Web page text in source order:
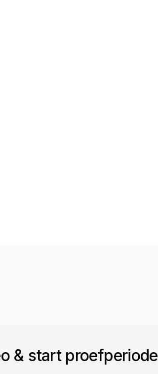
& start proefperiode